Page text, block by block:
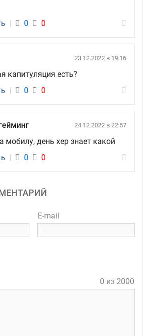
| 0 0
23.12.2022 в 19:16
капитуляция есть?
| 0 0
24.12.2022 в 22:57
день хер знает какой
| 0 0
E-mail
0 из 2000